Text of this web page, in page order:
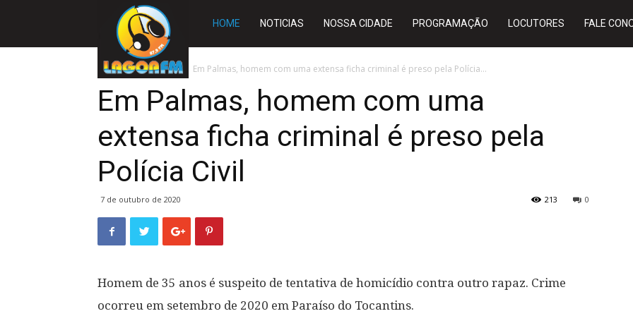
Rádio
Lagoa
FM
HOME NOTICIAS NOSSA CIDADE PROGRAMAÇÃO LOCUTORES FALE
Início TOCANTINS Em Palmas, homem com uma extensa ficha criminal é preso pela Polícia...
Em Palmas, homem com uma
extensa ficha criminal é preso pela
Polícia Civil
7 de outubro de 2020 0
213
Homem de 35 anos é suspeito de tentativa de homicídio contra outro rapaz. Crime
ocorreu em setembro de 2020 em Paraíso do Tocantins.